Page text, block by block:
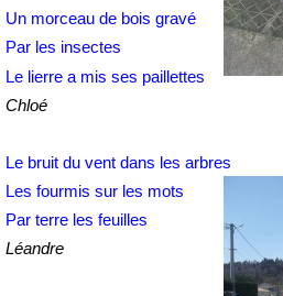
Un morceau de bois gravé
Par les insectes
Le lierre a mis ses paillettes
Chloé
Le bruit du vent dans les arbres
Les fourmis sur les mots
Par terre les feuilles
Léandre